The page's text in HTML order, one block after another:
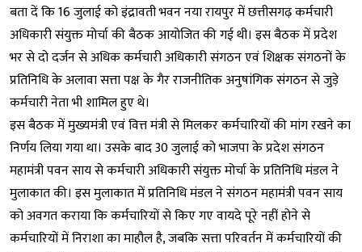
बता दें कि 16 जुलाई को इंद्रावती भवन नया रायपुर में छत्तीसगढ़ कर्मचारी
अधिकारी संयुक्त मोर्चा की बैठक आयोजित की गई थी। इस बैठक में प्रदेश
भर से दो दर्जन से अधिक कर्मचारी अधिकारी संगठन एवं शिक्षक संगठनों के
प्रतिनिधि के अलावा सत्ता पक्ष के गैर राजनीतिक अनुषांगिक संगठन से जुड़े
कर्मचारी नेता भी शामिल हुए थे।
इस बैठक में मुख्यमंत्री एवं वित्त मंत्री से मिलकर कर्मचारियों की मांग रखने का
निर्णय लिया गया था। उसके बाद 30 जुलाई को भाजपा के प्रदेश संगठन
महामंत्री पवन साय से कर्मचारी अधिकारी संयुक्त मोर्चा के प्रतिनिधि मंडल ने
मुलाकात की। इस मुलाकात में प्रतिनिधि मंडल ने संगठन महामंत्री पवन साय
को अवगत कराया कि कर्मचारियों से किए गए वायदे पूरे नहीं होने से
कर्मचारियों में निराशा का माहौल है, जबकि सत्ता परिवर्तन में कर्मचारियों की